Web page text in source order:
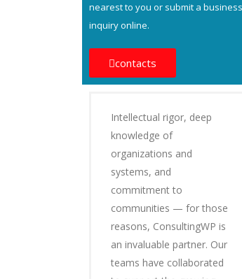
nearest to you or submit a business
inquiry online.
contacts
Intellectual rigor, deep
knowledge of
organizations and
systems, and
commitment to
communities — for those
reasons, ConsultingWP is
an invaluable partner. Our
teams have collaborated